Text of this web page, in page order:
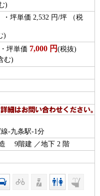
)
・坪単価 2,532 円/坪 （税
)
坪単価 7,000 円 (税抜)
む)
-九条駅-1分
9階建 ／地下 2 階